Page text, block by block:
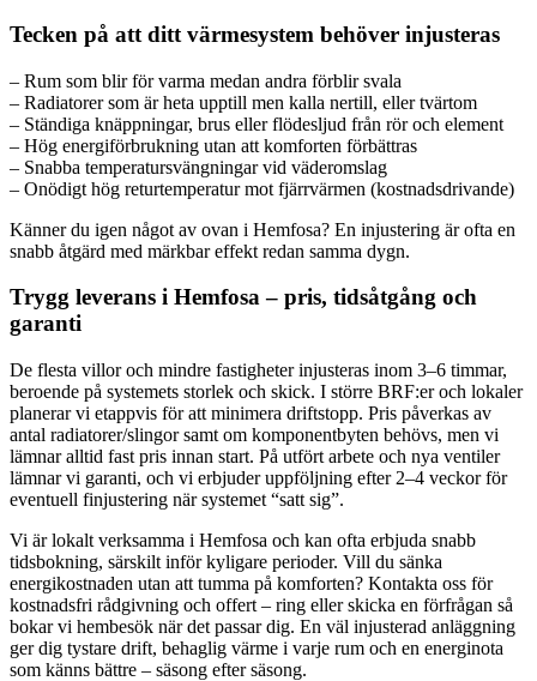
Tecken på att ditt värmesystem behöver injusteras
– Rum som blir för varma medan andra förblir svala
– Radiatorer som är heta upptill men kalla nertill, eller tvärtom
– Ständiga knäppningar, brus eller flödesljud från rör och element
– Hög energiförbrukning utan att komforten förbättras
– Snabba temperatursvängningar vid väderomslag
– Onödigt hög returtemperatur mot fjärrvärmen (kostnadsdrivande)
Känner du igen något av ovan i Hemfosa? En injustering är ofta en
snabb åtgärd med märkbar effekt redan samma dygn.
Trygg leverans i Hemfosa – pris, tidsåtgång och
garanti
De flesta villor och mindre fastigheter injusteras inom 3–6 timmar,
beroende på systemets storlek och skick. I större BRF:er och lokaler
planerar vi etappvis för att minimera driftstopp. Pris påverkas av
antal radiatorer/slingor samt om komponentbyten behövs, men vi
lämnar alltid fast pris innan start. På utfört arbete och nya ventiler
lämnar vi garanti, och vi erbjuder uppföljning efter 2–4 veckor för
eventuell finjustering när systemet “satt sig”.
Vi är lokalt verksamma i Hemfosa och kan ofta erbjuda snabb
tidsbokning, särskilt inför kyligare perioder. Vill du sänka
energikostnaden utan att tumma på komforten? Kontakta oss för
kostnadsfri rådgivning och offert – ring eller skicka en förfrågan så
bokar vi hembesök när det passar dig. En väl injusterad anläggning
ger dig tystare drift, behaglig värme i varje rum och en energinota
som känns bättre – säsong efter säsong.